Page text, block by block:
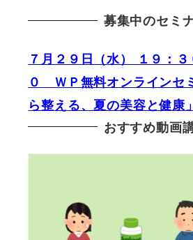
募集中のセミ
７月２９日（水） １９：
０ ＷＰ無料オンラインセ
ら整える、夏の美容と健康」
おすすめ動画